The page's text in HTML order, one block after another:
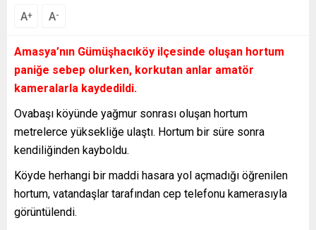
A+ A-
Amasya’nın Gümüşhacıköy ilçesinde oluşan hortum
paniğe sebep olurken, korkutan anlar amatör
kameralarla kaydedildi.
Ovabaşı köyünde yağmur sonrası oluşan hortum
metrelerce yüksekliğe ulaştı. Hortum bir süre sonra
kendiliğinden kayboldu.
Köyde herhangi bir maddi hasara yol açmadığı öğrenilen
hortum, vatandaşlar tarafından cep telefonu kamerasıyla
görüntülendi.